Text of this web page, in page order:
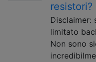
resistori?
Disclaimer:
limitato
Non sono